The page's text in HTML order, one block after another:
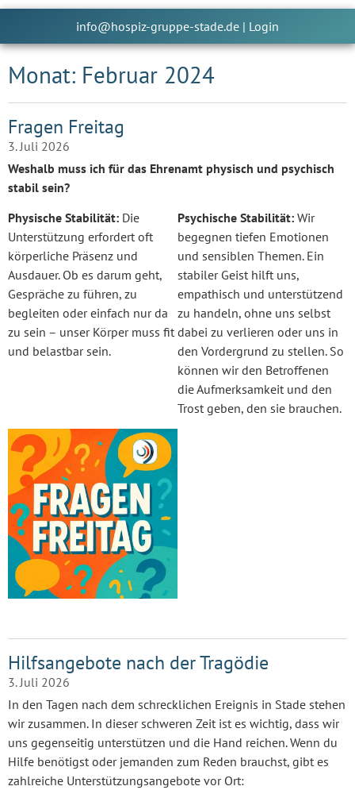
info@hospiz-gruppe-stade.de | Login
Monat: Februar 2024
Fragen Freitag
3. Juli 2026
Weshalb muss ich für das Ehrenamt physisch und psychisch
stabil sein?
Physische Stabilität: Die
Unterstützung erfordert oft
körperliche Präsenz und
Ausdauer. Ob es darum geht,
Gespräche zu führen, zu
begleiten oder einfach nur da
zu sein – unser Körper muss fit
und belastbar sein.
Psychische Stabilität: Wir
begegnen tiefen Emotionen
und sensiblen Themen. Ein
stabiler Geist hilft uns,
empathisch und unterstützend
zu handeln, ohne uns selbst
dabei zu verlieren oder uns in
den Vordergrund zu stellen. So
können wir den Betroffenen
die Aufmerksamkeit und den
Trost geben, den sie brauchen.
Hilfsangebote nach der Tragödie
3. Juli 2026
In den Tagen nach dem schrecklichen Ereignis in Stade stehen
wir zusammen. In dieser schweren Zeit ist es wichtig, dass wir
uns gegenseitig unterstützen und die Hand reichen. Wenn du
Hilfe benötigst oder jemanden zum Reden brauchst, gibt es
zahlreiche Unterstützungsangebote vor Ort: